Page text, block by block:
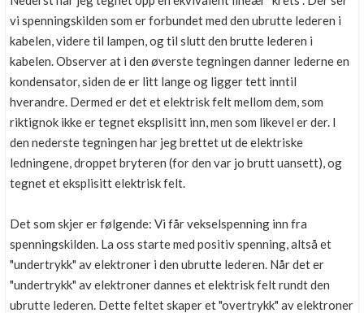
vi spenningskilden som er forbundet med den ubrutte lederen i
kabelen, videre til lampen, og til slutt den brutte lederen i
kabelen. Observer at i den øverste tegningen danner lederne en
kondensator, siden de er litt lange og ligger tett inntil
hverandre. Dermed er det et elektrisk felt mellom dem, som
riktignok ikke er tegnet eksplisitt inn, men som likevel er der. I
den nederste tegningen har jeg brettet ut de elektriske
ledningene, droppet bryteren (for den var jo brutt uansett), og
tegnet et eksplisitt elektrisk felt.
Det som skjer er følgende: Vi får vekselspenning inn fra
spenningskilden. La oss starte med positiv spenning, altså et
"undertrykk" av elektroner i den ubrutte lederen. Når det er
"undertrykk" av elektroner dannes et elektrisk felt rundt den
ubrutte lederen. Dette feltet skaper et "overtrykk" av elektroner